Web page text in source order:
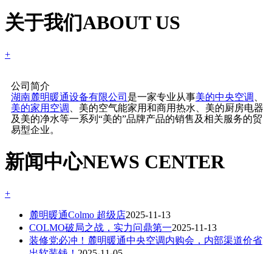
关于我们ABOUT US
+
公司简介
湖南麓明暖通设备有限公司 是一家专业从事美的中央空调
美的家用空调
、美的空气能家用和商用热水、美的厨房电器
及美的净水等一系列“美的”品牌产品的销售及相关服务的贸
易型企业。
新闻中心NEWS CENTER
+
麓明暖通Colmo 超级店2025-11-13
COLMO破局之战，实力问鼎第一2025-11-13
装修党必冲！麓明暖通中央空调内购会，内部渠道价省